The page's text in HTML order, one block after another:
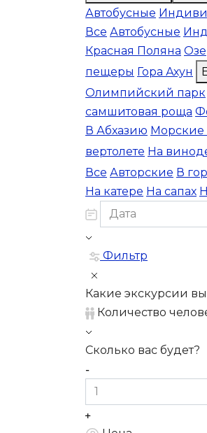
Автобусные
Все Автобусные
Красная Поляна
пещеры Гора Ахун
Олимпийский парк
самшитовая роща
В Абхазию Морские
вертолете На
Все Авторские В
На катере На сапах
Фильтр
Какие экскурсии
Количество
Сколько вас будет?